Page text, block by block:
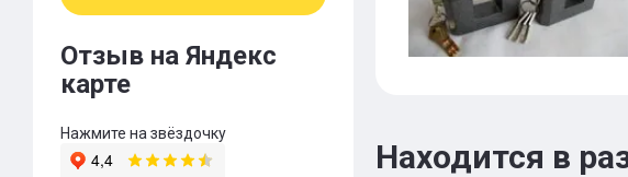
Отзыв на Яндекс
карте
Нажмите на звёздочку
Находится в